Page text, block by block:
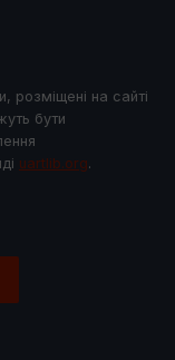
розміщені на сайті
бути
uartlib.org.